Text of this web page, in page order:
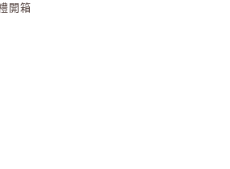
開箱